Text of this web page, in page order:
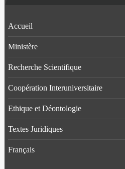
Accueil
Ministère
Recherche Scientifique
Coopération Interuniversitaire
Ethique et Déontologie
Textes Juridiques
Français